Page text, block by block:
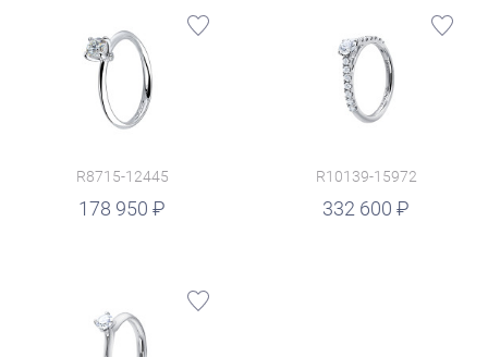
R8715-12445
178 950
R10139-15972
332 600
руб.